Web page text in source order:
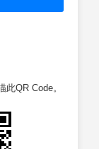
QR Code。